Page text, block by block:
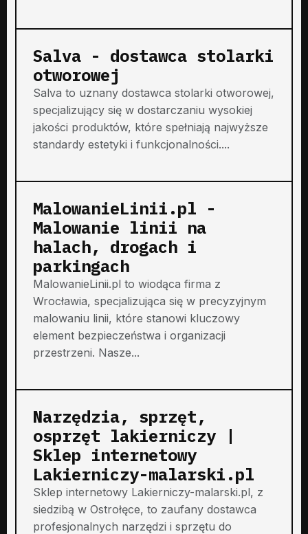
Salva - dostawca stolarki
otworowej
Salva to uznany dostawca stolarki otworowej,
specjalizujący się w dostarczaniu wysokiej
jakości produktów, które spełniają najwyższe
standardy estetyki i funkcjonalności....
MalowanieLinii.pl -
Malowanie linii na
halach, drogach i
parkingach
MalowanieLinii.pl to wiodąca firma z
Wrocławia, specjalizująca się w precyzyjnym
malowaniu linii, które stanowi kluczowy
element bezpieczeństwa i organizacji
przestrzeni. Nasze...
Narzędzia, sprzęt,
osprzęt lakierniczy |
Sklep internetowy
Lakierniczy-malarski.pl
Sklep internetowy Lakierniczy-malarski.pl, z
siedzibą w Ostrołęce, to zaufany dostawca
profesjonalnych narzędzi i sprzętu do